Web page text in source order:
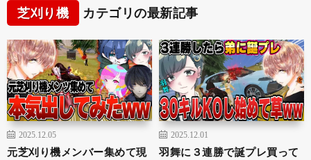
芝刈り機 カテゴリの最新記事
2025.12.05
元芝刈り機メンバー集めて現
2025.12.01
羽舞に３連勝で誕プレ買って